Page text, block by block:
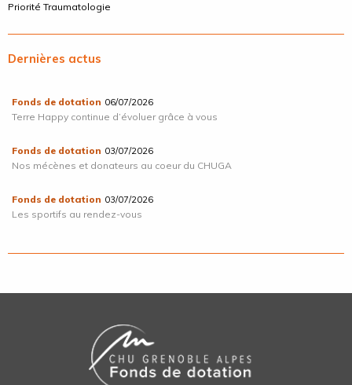
Priorité Traumatologie
Dernières actus
Fonds de dotation 06/07/2026
Terre Happy continue d’évoluer grâce à vous
Fonds de dotation 03/07/2026
Nos mécènes et donateurs au coeur du CHUGA
Fonds de dotation 03/07/2026
Les sportifs au rendez-vous